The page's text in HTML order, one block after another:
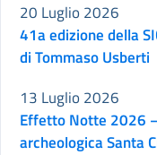
41a edizione della
di Tommaso Usberti
20 Luglio 2026
Effetto Notte 2026
archeologica Santa
13 Luglio 2026